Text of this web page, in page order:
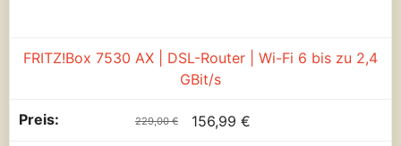
FRITZ!Box 7530 AX | DSL-Router | Wi-Fi 6 bis zu 2,4
GBit/s
229,00 € 156,99 €